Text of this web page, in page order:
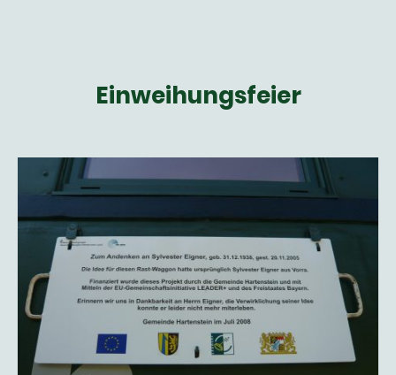
Einweihungsfeier